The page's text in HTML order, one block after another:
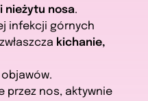
nieżytu nosa.
infekcji górnych
kichanie,
przez nos, aktywnie